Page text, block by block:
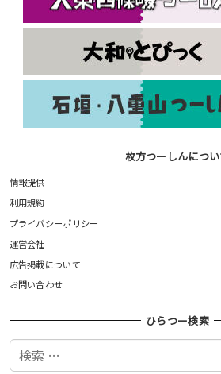
枚方つーしんにつ
情報提供
利用規約
プライバシーポリシー
運営会社
広告掲載について
お問い合わせ
ひらつー検索
検